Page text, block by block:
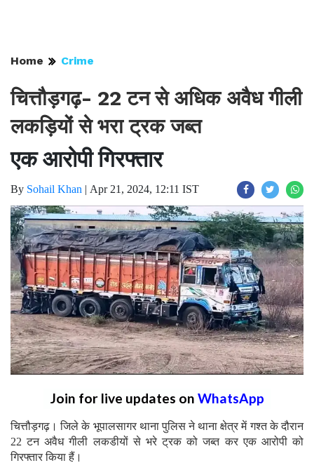
Home Crime
चित्तौड़गढ़- 22 टन से अधिक अवैध गीली
लकड़ियों से भरा ट्रक जब्त
एक आरोपी गिरफ्तार
By Sohail Khan | Apr 21, 2024, 12:11 IST
Join for live updates on WhatsApp
चित्तौड़गढ़। जिले के भूपालसागर थाना पुलिस ने थाना क्षेत्र में गश्त के दौरान
22 टन अवैध गीली लकडीयों से भरे ट्रक को जब्त कर एक आरोपी को
गिरफ्तार किया हैं।